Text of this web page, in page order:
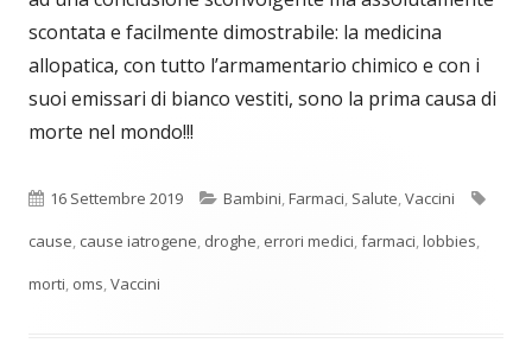
scontata e facilmente dimostrabile: la medicina
allopatica, con tutto l’armamentario chimico e con i
suoi emissari di bianco vestiti, sono la prima causa di
morte nel mondo!!!
Pubblicato
16 Settembre 2019 Categorie
Bambini,Farmaci, Salute,Vaccini
cause, cause iatrogene, droghe, errori medici,farmaci,lobbies,
morti, oms,Vaccini